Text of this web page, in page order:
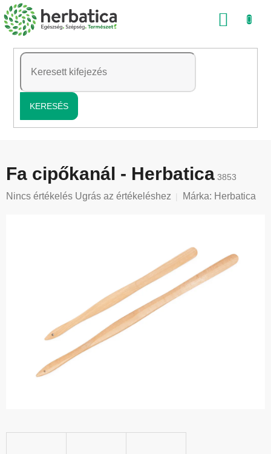
Ugrás
a
tartalomhoz
KERESÉS
Fa cipőkanál - Herbatica 3853
A
Nincs értékelés Ugrás az értékeléshez Márka: Herbatica